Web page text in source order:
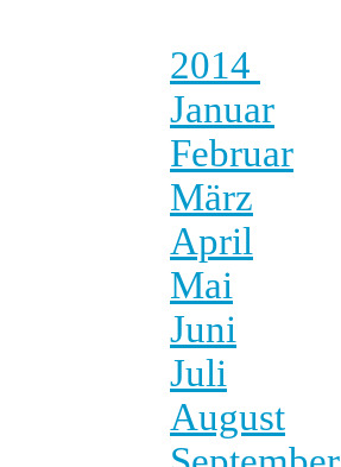
2014
Januar
Februar
März
April
Mai
Juni
Juli
August